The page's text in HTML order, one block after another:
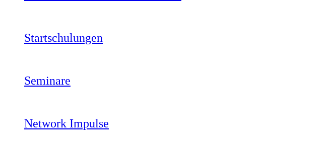
Startschulungen
Seminare
Network Impulse